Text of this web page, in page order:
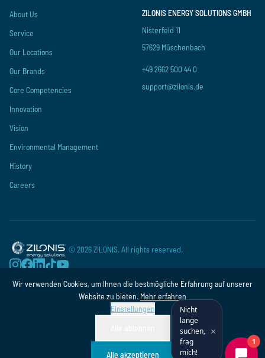
About Us
Service
Our Locations
Our Brands
Core Competencies
Innovation
Vision
Environmental Management
History
Careers
ZILONIS ENERGY SOLUTIONS GMBH
Nisterfeld 11
57629 Müschenbach
+49 2662 500 44 0
support@zilonis.de
©2026ZILONIS. All rights reserved.
Privacy PolicyTerms and Conditions Imprint
Wir verwenden Cookies, um Ihnen die bestmögliche Erfahrung auf unserer
Website zu bieten. Mehr erfahren
Einstellungen
Alle akzeptieren
Nicht
lange
suchen,
frag
mich!
×